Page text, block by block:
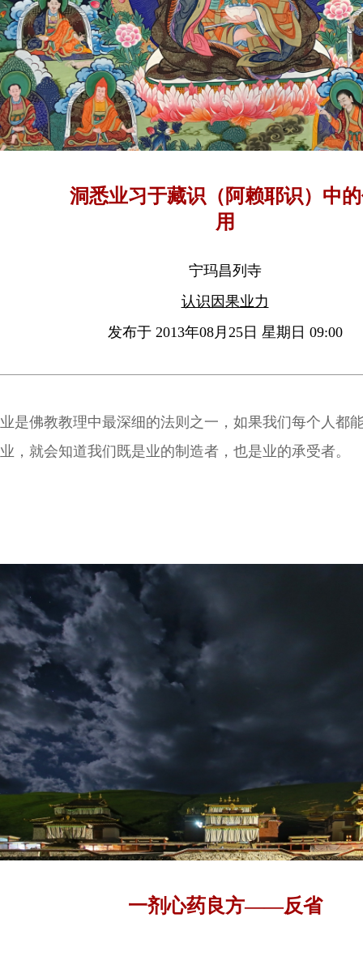
洞悉业习于藏识（阿赖耶识）中
用
宁玛昌列寺
认识因果业力
发布于 2013年08月25日 星期日 09:00
业是佛教教理中最深细的法则之一，如果我们每个人都
业，就会知道我们既是业的制造者，也是业的承受者。
一剂心药良方——反省